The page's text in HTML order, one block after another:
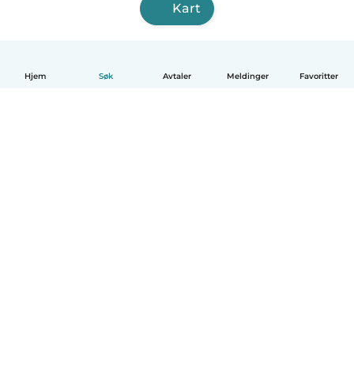
Hjem Søk Avtaler Meldinger Favoritter
Kart